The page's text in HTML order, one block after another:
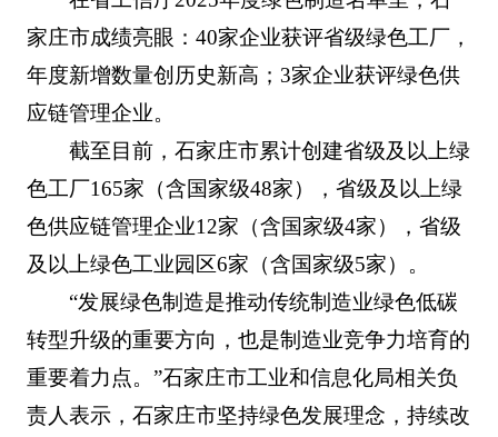
家庄市成绩亮眼：40家企业获评省级绿色工厂，
年度新增数量创历史新高；3家企业获评绿色供
应链管理企业。
截至目前，石家庄市累计创建省级及以上绿
色工厂165家（含国家级48家），省级及以上绿
色供应链管理企业12家（含国家级4家），省级
及以上绿色工业园区6家（含国家级5家）。
“发展绿色制造是推动传统制造业绿色低碳
转型升级的重要方向，也是制造业竞争力培育的
重要着力点。”石家庄市工业和信息化局相关负
责人表示，石家庄市坚持绿色发展理念，持续改